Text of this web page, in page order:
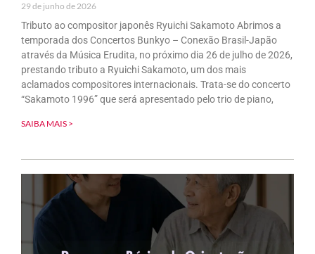
29 de junho de 2026
Tributo ao compositor japonês Ryuichi Sakamoto Abrimos a
temporada dos Concertos Bunkyo – Conexão Brasil-Japão
através da Música Erudita, no próximo dia 26 de julho de 2026,
prestando tributo a Ryuichi Sakamoto, um dos mais
aclamados compositores internacionais. Trata-se do concerto
“Sakamoto 1996” que será apresentado pelo trio de piano,
SAIBA MAIS >